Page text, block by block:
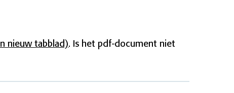
nieuw tabblad). Is het pdf-document niet